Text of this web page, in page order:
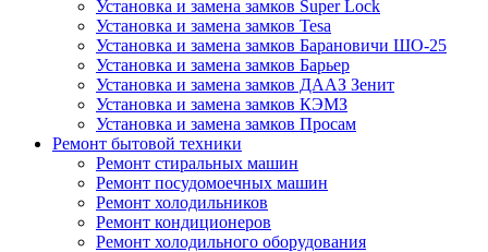
Установка и замена замков Super Lock
Установка и замена замков Tesa
Установка и замена замков Барановичи ШО-25
Установка и замена замков Барьер
Установка и замена замков ДААЗ Зенит
Установка и замена замков КЭМЗ
Установка и замена замков Просам
Ремонт бытовой техники
Ремонт стиральных машин
Ремонт посудомоечных машин
Ремонт холодильников
Ремонт кондиционеров
Ремонт холодильного оборудования